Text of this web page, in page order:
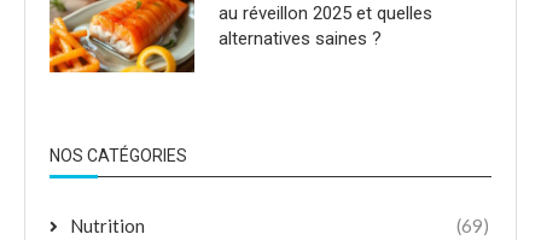
au réveillon 2025 et quelles
alternatives saines ?
NOS CATÉGORIES
Nutrition (69)